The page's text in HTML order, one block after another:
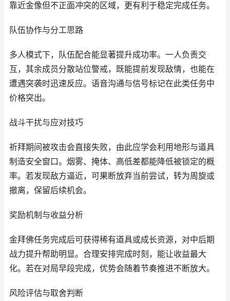
靠近金像但不正面冲突的区域，更有利于稳定完成任务。
队伍协作与分工思路
多人模式下，队伍配合能显著提升成功率。一人负责交
互，其余成员分散站位警戒，既能提前发现敌情，也能在
遭遇突袭时迅速反应。语音沟通与信号标记在此类任务中
价格突出。
战斗干扰与应对技巧
祈拜期间被攻击会直接失败，由此应学会利用地形与道具
制造安全窗口。烟雾、掩体、高低差都能降低被锁定的概
率。若发现敌方逼近，可果断放弃当前尝试，转为周旋或
撤离，保留后续机会。
奖励机制与收益分析
金拜佛任务完成后可获得稀有道具或成长资源，对中后期
战力提升帮助明显。合理安排完成时刻，能让收益最大
化。若在对局早段完成，优势会随着节奏推进不断放大。
风险评估与取舍判断